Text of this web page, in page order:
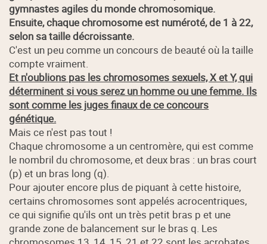
gymnastes agiles du monde chromosomique.
Ensuite, chaque chromosome est numéroté, de 1 à 22,
selon sa taille décroissante.
C'est un peu comme un concours de beauté où la taille
compte vraiment.
Et n'oublions pas les chromosomes sexuels, X et Y, qui
déterminent si vous serez un homme ou une femme. Ils
sont comme les juges finaux de ce concours
génétique.
Mais ce n'est pas tout !
Chaque chromosome a un centromère, qui est comme
le nombril du chromosome, et deux bras : un bras court
(p) et un bras long (q).
Pour ajouter encore plus de piquant à cette histoire,
certains chromosomes sont appelés acrocentriques,
ce qui signifie qu'ils ont un très petit bras p et une
grande zone de balancement sur le bras q. Les